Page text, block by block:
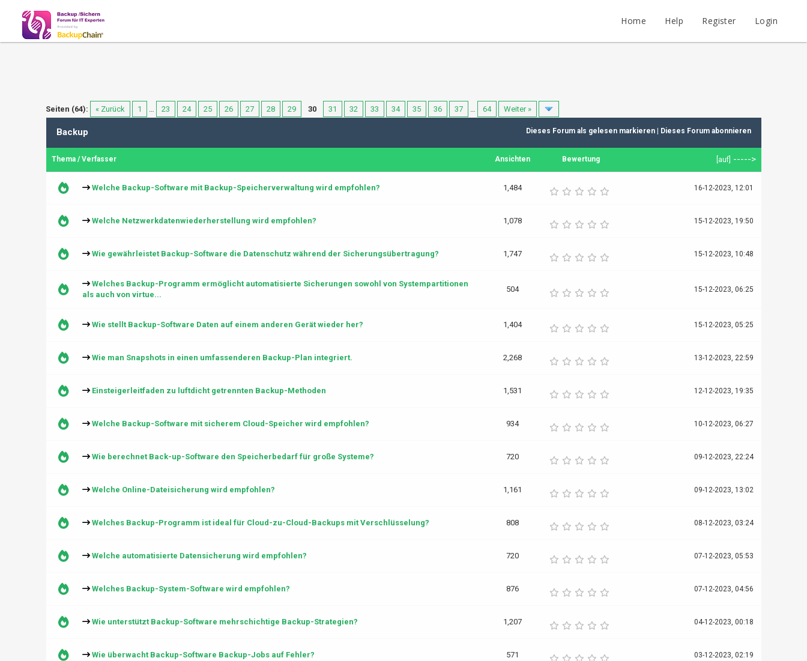
Home Help Register Login
Seiten (64): « Zurück 1 … 23 24 25 26 27 28 29 30 31 32 33 34 35 36 37 … 64 Weiter »
Dieses Forum als gelesen markieren| Dieses Forum abonnieren
Backup
Thema/Verfasser Ansichten Bewertung auf] ----->
Welche Backup-Software mit Backup-Speicherverwaltung wird empfohlen? 1,484 16-12-2023, 12:01
Welche Netzwerkdatenwiederherstellung wird empfohlen? 1,078 15-12-2023, 19:50
Wie gewährleistet Backup-Software die Datenschutz während der Sicherungsübertragung? 1,747 15-12-2023, 10:48
Welches Backup-Programm ermöglicht automatisierte Sicherungen sowohl von Systempartitionen
als auch von virtue...
504 15-12-2023, 06:25
Wie stellt Backup-Software Daten auf einem anderen Gerät wieder her? 1,404 15-12-2023, 05:25
Wie man Snapshots in einen umfassenderen Backup-Plan integriert. 2,268 13-12-2023, 22:59
Einsteigerleitfaden zu luftdicht getrennten Backup-Methoden 1,531 12-12-2023, 19:35
Welche Backup-Software mit sicherem Cloud-Speicher wird empfohlen? 934 10-12-2023, 06:27
Wie berechnet Back-up-Software den Speicherbedarf für große Systeme? 720 09-12-2023, 22:24
Welche Online-Dateisicherung wird empfohlen? 1,161 09-12-2023, 13:02
Welches Backup-Programm ist ideal für Cloud-zu-Cloud-Backups mit Verschlüsselung? 808 08-12-2023, 03:24
Welche automatisierte Datensicherung wird empfohlen? 720 07-12-2023, 05:53
Welches Backup-System-Software wird empfohlen? 876 07-12-2023, 04:56
Wie unterstützt Backup-Software mehrschichtige Backup-Strategien? 1,207 04-12-2023, 00:18
Wie überwacht Backup-Software Backup-Jobs auf Fehler? 571 03-12-2023, 02:19